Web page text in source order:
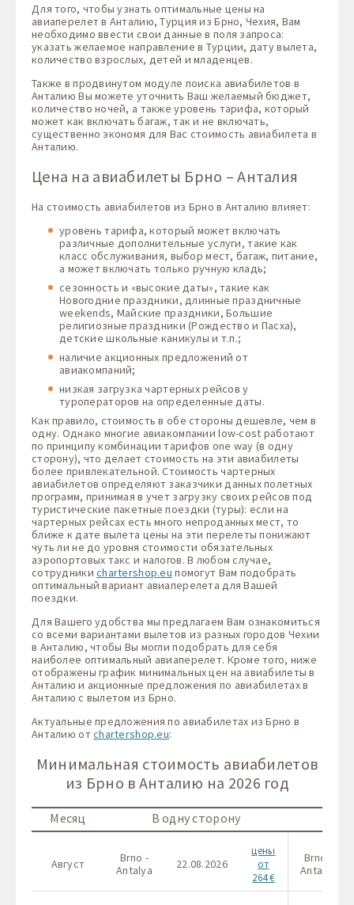
Для того, чтобы узнать оптимальные цены на
авиаперелет в Анталию, Турция из Брно, Чехия, Вам
необходимо ввести свои данные в поля запроса:
указать желаемое направление в Турции, дату вылета,
количество взрослых, детей и младенцев.
Также в продвинутом модуле поиска авиабилетов в
Анталию Вы можете уточнить Ваш желаемый бюджет,
количество ночей, а также уровень тарифа, который
может как включать багаж, так и не включать,
существенно экономя для Вас стоимость авиабилета в
Анталию.
Цена на авиабилеты Брно – Анталия
На стоимость авиабилетов из Брно в Анталию влияет:
уровень тарифа, который может включать
различные дополнительные услуги, такие как
класс обслуживания, выбор мест, багаж, питание,
а может включать только ручную кладь;
сезонность и «высокие даты», такие как
Новогодние праздники, длинные праздничные
weekends, Майские праздники, Большие
религиозные праздники (Рождество и Пасха),
детские школьные каникулы и т.п.;
наличие акционных предложений от
авиакомпаний;
низкая загрузка чартерных рейсов у
туроператоров на определенные даты.
Как правило, стоимость в обе стороны дешевле, чем в
одну. Однако многие авиакомпании low-cost работают
по принципу комбинации тарифов one way (в одну
сторону), что делает стоимость на эти авиабилеты
более привлекательной. Стоимость чартерных
авиабилетов определяют заказчики данных полетных
программ, принимая в учет загрузку своих рейсов под
туристические пакетные поездки (туры): если на
чартерных рейсах есть много непроданных мест, то
ближе к дате вылета цены на эти перелеты понижают
чуть ли не до уровня стоимости обязательных
аэропортовых такс и налогов. В любом случае,
сотрудникиchartershop.eu помогут Вам подобрать
оптимальный вариант авиаперелета для Вашей
поездки.
Для Вашего удобства мы предлагаем Вам ознакомиться
со всеми вариантами вылетов из разных городов Чехии
в Анталию, чтобы Вы могли подобрать для себя
наиболее оптимальный авиаперелет. Кроме того, ниже
отображены график минимальных цен на авиабилеты в
Анталию и акционные предложения по авиабилетах в
Анталию с вылетом из Брно.
Актуальные предложения по авиабилетах из Брно в
Анталию отchartershop.eu:
Минимальная стоимость авиабилетов
из Брно в Анталию на 2026 год
Месяц В одну сторону
Август
Brno -
Antalya
22.08.2026
цены
от
264 €
Brno -
Antalya